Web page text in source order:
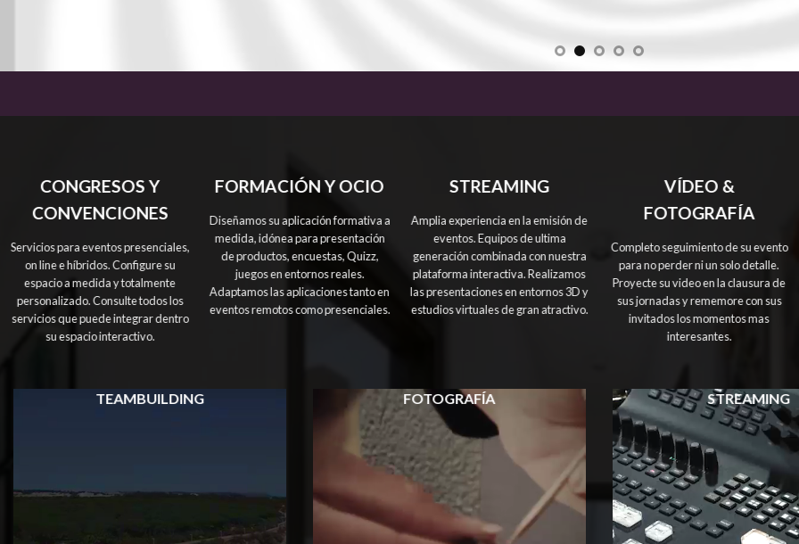
CONGRESOS Y
CONVENCIONES
Servicios para eventos presenciales,
on line e híbridos. Configure su
espacio a medida y totalmente
personalizado. Consulte todos los
servicios que puede integrar dentro
su espacio interactivo.
FORMACIÓN Y OCIO
Diseñamos su aplicación formativa a
medida, idónea para presentación
de productos, encuestas, Quizz,
juegos en entornos reales.
Adaptamos las aplicaciones tanto en
eventos remotos como presenciales.
STREAMING
Amplia experiencia en la emisión de
eventos. Equipos de ultima
generación combinada con nuestra
plataforma interactiva. Realizamos
las presentaciones en entornos 3D y
estudios virtuales de gran atractivo.
VÍDEO &
FOTOGRAFÍA
Completo seguimiento de su evento
para no perder ni un solo detalle.
Proyecte su video en la clausura de
sus jornadas y rememore con sus
invitados los momentos mas
interesantes.
TEAMBUILDING FOTOGRAFÍA STREAMING